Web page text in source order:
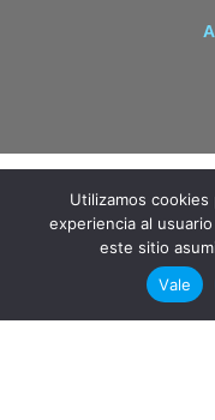
Utilizamos
experiencia al
este sitio
Vale